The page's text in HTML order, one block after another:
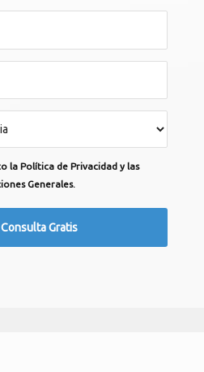
la Política de Privacidad y las
Generales.